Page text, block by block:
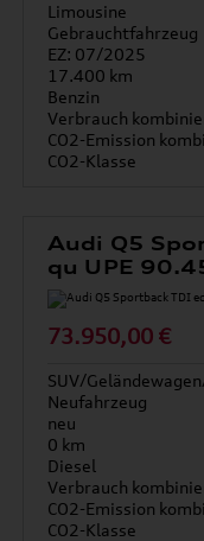
Limousine
Gebrauchtfahrzeug
EZ: 07/2025
17.400 km
Benzin
Verbrauch
CO2-Emission
CO2-Klasse
Audi Q5
qu UPE
73.950,00 €
SUV/
Neufahrzeug
neu
0 km
Diesel
Verbrauch
CO2-Emission
CO2-Klasse